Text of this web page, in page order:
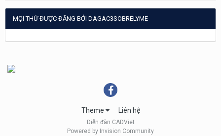
MỌI THỨ ĐƯỢC ĐĂNG BỞI DAGAC3SOBRELYME
Theme Liên hệ
Diễn đàn CADViet
Powered by Invision Community